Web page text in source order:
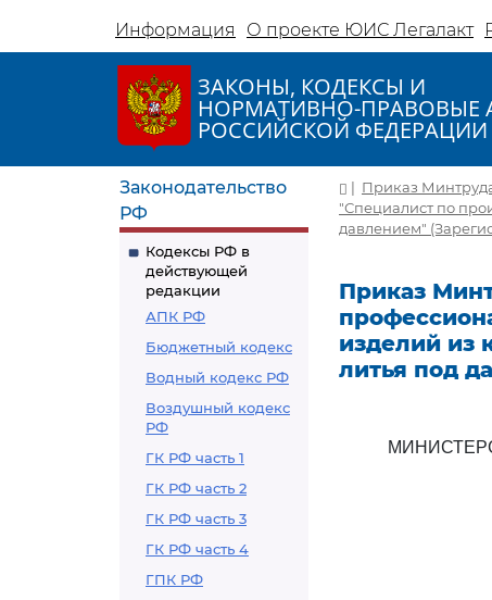
Информация О проекте ЮИС Легалакт
ЗАКОНЫ, КОДЕКСЫ И
НОРМАТИВНО-ПРАВОВЫЕ
РОССИЙСКОЙ ФЕДЕРАЦИИ
Законодательство
РФ
Кодексы РФ в
действующей
редакции
АПК РФ
Бюджетный кодекс
Водный кодекс РФ
Воздушный кодекс
РФ
ГК РФ часть 1
ГК РФ часть 2
ГК РФ часть 3
ГК РФ часть 4
ГПК РФ
| Приказ
"Специалист по
давлением"
Приказ
изделий из
литья под